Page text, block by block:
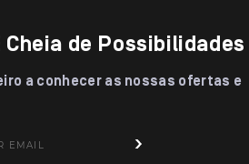
Cheia de Possibilidades
a conhecer as nossas ofertas e